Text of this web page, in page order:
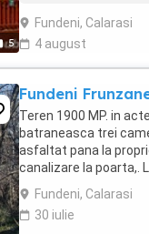
5
Fundeni, Calarasi
4 august
Fundeni
Teren 1900 MP. in
batraneasca trei
asfaltat pana la
canalizare la poarta,.
seriozitate.
Fundeni, Calarasi
30 iulie